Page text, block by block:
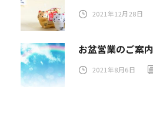
2021年12月28日
お盆営業のご案内
2021年8月6日